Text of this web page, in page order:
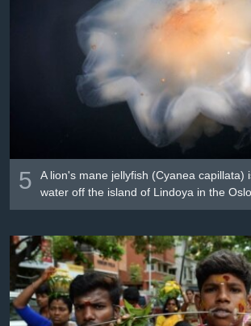
ՀԵՏԵՒԵՔ ՄԵԶ
Լեզուներ
5
A lion's mane jellyfish (Cyanea capillata)
water off the island of Lindoya in the